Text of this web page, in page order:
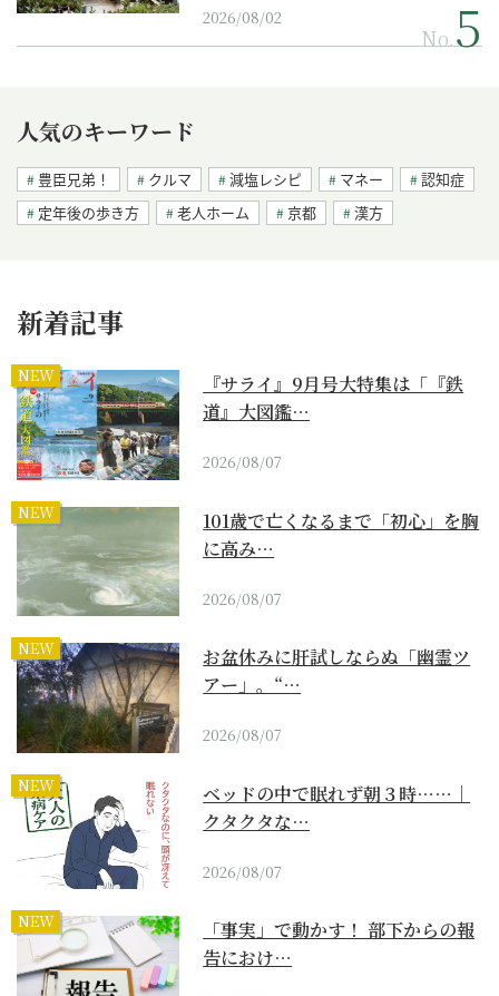
2026/08/02
No.
人気のキーワード
豊臣兄弟！ クルマ 減塩レシピ マネー
認知症
定年後の歩き方
老人ホーム 京都 漢方
新着記事
NEW
『サライ』9月号大特集は「『鉄
道』大図鑑…
2026/08/07
NEW
101歳で亡くなるまで「初心」を胸
に高み…
2026/08/07
NEW
お盆休みに肝試しならぬ「幽霊ツ
アー」。“…
2026/08/07
NEW
ベッドの中で眠れず朝３時……｜
クタクタな…
2026/08/07
NEW
「事実」で動かす！ 部下からの報
告におけ…